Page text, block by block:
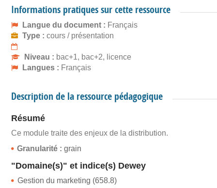
Informations pratiques sur cette ressource
Langue du document : Français
Type : cours / présentation
Niveau : bac+1, bac+2, licence
Langues : Français
Description de la ressource pédagogique
Résumé
Ce module traite des enjeux de la distribution.
Granularité : grain
"Domaine(s)" et indice(s) Dewey
Gestion du marketing (658.8)